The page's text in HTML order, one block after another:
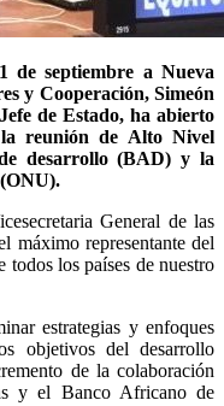
de septiembre a Nueva
y Cooperación, Simeón
de Estado, ha abierto
reunión de Alto Nivel
desarrollo (BAD) y la
General de las
máximo representante del
los países de nuestro
estrategias y enfoques
objetivos del desarrollo
de la colaboración
y el Banco Africano de